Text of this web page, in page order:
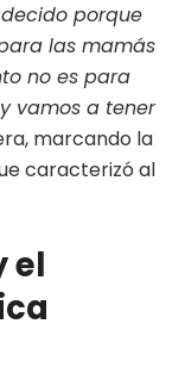
porque
las mamás
no es para
vamos a tener
marcando la
caracterizó al
el